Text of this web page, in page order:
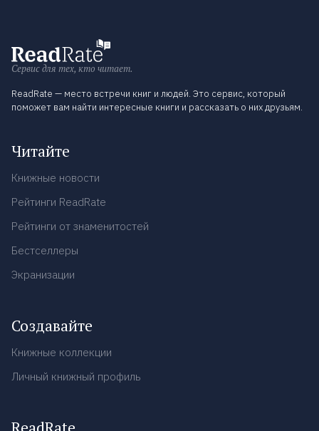
Сервис для тех, кто читает.
ReadRate — место встречи книг и людей. Это сервис, который
поможет вам найти интересные книги и рассказать о них друзьям.
Читайте
Книжные новости
Рейтинги ReadRate
Рейтинги от знаменитостей
Бестселлеры
Экранизации
Создавайте
Книжные коллекции
Личный книжный профиль